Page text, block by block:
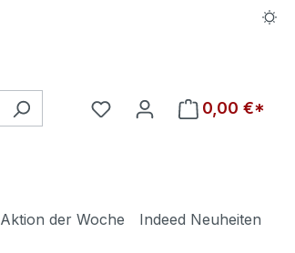
Du hast 0 Produkte auf
0,00 €*
Aktion der Woche
Indeed Neuheiten